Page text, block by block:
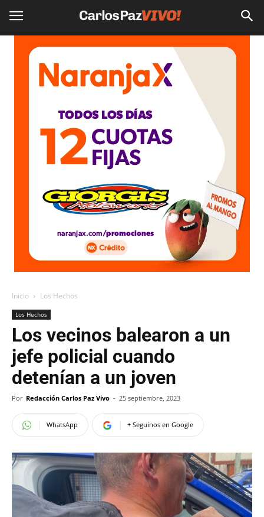
Inicio Los Hechos
Los Hechos
Los vecinos balearon a un
jefe policial cuando
detenían a un joven
Por Redacción Carlos Paz Vivo - 25 septiembre, 2023
WhatsApp + Seguinos en Google